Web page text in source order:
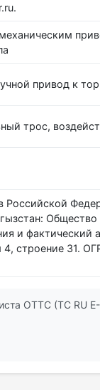
привод к
трос,
Российской
и фактический
строение 31.
ОТТС (ТС RU